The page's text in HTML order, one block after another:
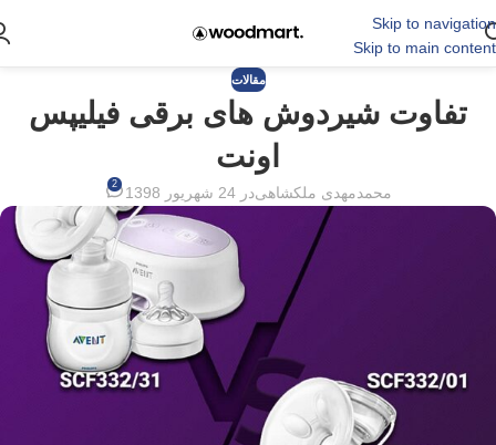
Skip to navigation
Skip to main content
مقالات
تفاوت شیردوش های برقی فیلیپس
اونت
محمدمهدی ملکشاهیدر 24 شهریور 1398 2